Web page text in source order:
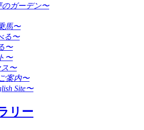
のガーデン〜
馬〜
る〜
〜
〜
〜
案内〜
Site〜